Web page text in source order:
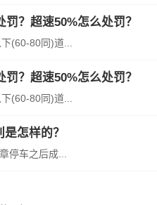
？超速50%怎么处罚？
(60-80同)道...
？超速50%怎么处罚？
(60-80同)道...
怎样的？
停车之后成...